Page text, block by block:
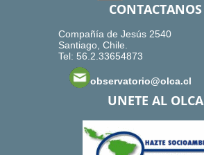
CONTACTANOS
Compañía de Jesús 2540
Santiago, Chile.
Tel: 56.2.33654873
observatorio@olca.cl
UNETE AL OLCA